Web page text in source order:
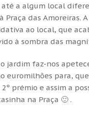
a algum local
Praça das Amoreiras.
ao local, que
à sombra das
jardim faz-nos
euromilhões para,
prémio e assim a
na Praça 🙂 .